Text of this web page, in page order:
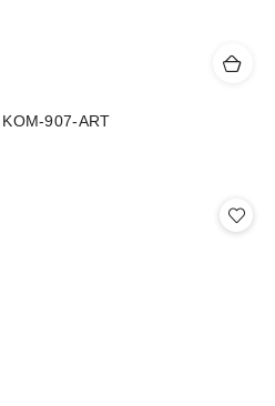
907-ART